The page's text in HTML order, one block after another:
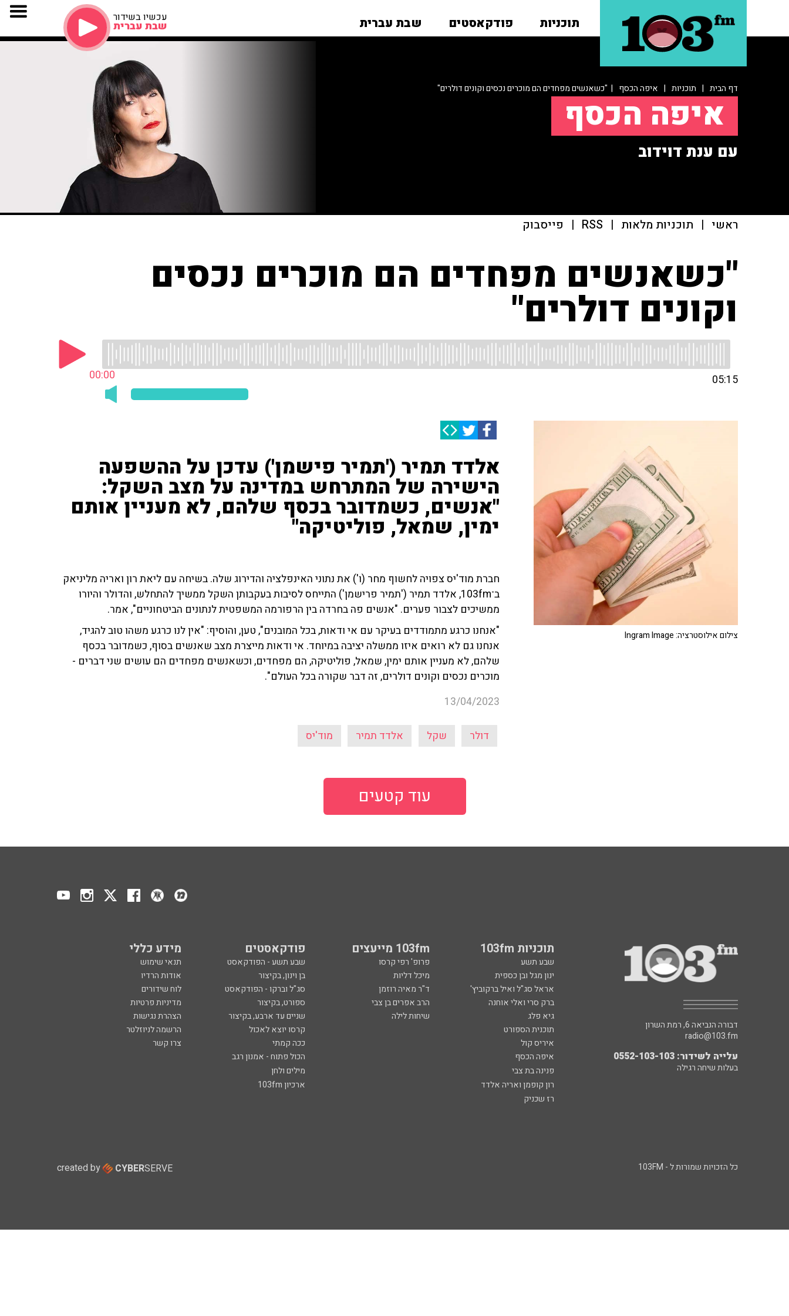
תוכניות פודקאסטים שבת עברית עכשיו בשידור
שבת עברית
דף הבית | תוכניות | איפה הכסף | "כשאנשים מפחדים הם מוכרים נכסים וקונים דולרים"
איפה הכסף
עם ענת דוידוב
ראשי | תוכניות מלאות |
RSS
| פייסבוק
"כשאנשים מפחדים הם מוכרים נכסים
וקונים דולרים"
00:00 05:15
אלדד תמיר ('תמיר פישמן') עדכן על ההשפעה
הישירה של המתרחש במדינה על מצב השקל:
"אנשים, כשמדובר בכסף שלהם, לא מעניין אותם
ימין, שמאל, פוליטיקה"
חברת מוד'יס צפויה לחשוף מחר (ו') את נתוני האינפלציה והדירוג שלה. בשיחה עם ליאת רון ואריה מליניאק
ב־103fm, אלדד תמיר ('תמיר פרישמן') התייחס לסיבות בעקבותן השקל ממשיך להתחלש, והדולר והיורו
ממשיכים לצבור פערים. "אנשים פה בחרדה בין הרפורמה המשפטית לנתונים הביטחוניים", אמר.
"אנחנו כרגע מתמודדים בעיקר עם אי ודאות, בכל המובנים", טען, והוסיף: "אין לנו כרגע משהו טוב להגיד,
אנחנו גם לא רואים איזו ממשלה יציבה במיוחד. אי ודאות מייצרת מצב שאנשים בסוף, כשמדובר בכסף
שלהם, לא מעניין אותם ימין, שמאל, פוליטיקה, הם מפחדים, וכשאנשים מפחדים הם עושים שני דברים -
מוכרים נכסים וקונים דולרים, זה דבר שקורה בכל העולם".
13/04/2023
דולר שקל אלדד תמיר מוד'יס
צילום אילוסטרציה: Ingram Image
עוד קטעים
תוכניות 103fm 103fm מייעצים פודקאסטים מידע כללי
שבע תשע פרופ' רפי קרסו שבע תשע - הפודקאסט
תנאי שימוש
ינון מגל ובן כספית
מיכל דליות בן וינון, בקיצור
אודות הרדיו
אראל סג"ל ואיל ברקוביץ'
ד"ר מאיה רוזמן סג"ל וברקו - הפודקאסט
לוח שידורים
ברק סרי ואלי אוחנה
הרב אפרים בן צבי ספורט, בקיצור
מדיניות פרטיות
גיא פלג
שיחות לילה שניים עד ארבע, בקיצור
הצהרת נגישות
תוכנית הספורט
קרסו יוצא לאכול
הרשמה לניוזלטר
איריס קול
ככה קמתי
צרו קשר
איפה הכסף
הכול פתוח - אמנון רגב
פנינה בת צבי
מילים ולחן
רון קופמן ואריה אלדד
ארכיון 103fm
רז שכניק
דבורה הנביאה 6, רמת השרון
radio@103.fm
עלייה לשידור: 0552-103-103
בעלות שיחה רגילה
כל הזכויות שמורות ל - 103FM created by CYBERSERVE